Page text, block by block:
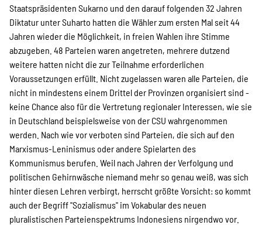
Werde Mitglied
Newsletter abonnieren
SPENDEN
Über uns
Transparenz
Staatspräsidenten Sukarno und den darauf folgenden 32 Jahren
Diktatur unter Suharto hatten die Wähler zum ersten Mal seit 44
Jahren wieder die Möglichkeit, in freien Wahlen ihre Stimme
abzugeben. 48 Parteien waren angetreten, mehrere dutzend
weitere hatten nicht die zur Teilnahme erforderlichen
Voraussetzungen erfüllt. Nicht zugelassen waren alle Parteien, die
nicht in mindestens einem Drittel der Provinzen organisiert sind -
keine Chance also für die Vertretung regionaler Interessen, wie sie
in Deutschland beispielsweise von der CSU wahrgenommen
werden. Nach wie vor verboten sind Parteien, die sich auf den
Marxismus-Leninismus oder andere Spielarten des
Kommunismus berufen. Weil nach Jahren der Verfolgung und
politischen Gehirnwäsche niemand mehr so genau weiß, was sich
hinter diesen Lehren verbirgt, herrscht größte Vorsicht: so kommt
auch der Begriff "Sozialismus" im Vokabular des neuen
pluralistischen Parteienspektrums Indonesiens nirgendwo vor.